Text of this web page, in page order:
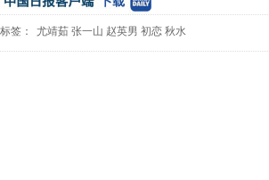
标签： 尤靖茹 张一山 赵英男 初恋 秋水